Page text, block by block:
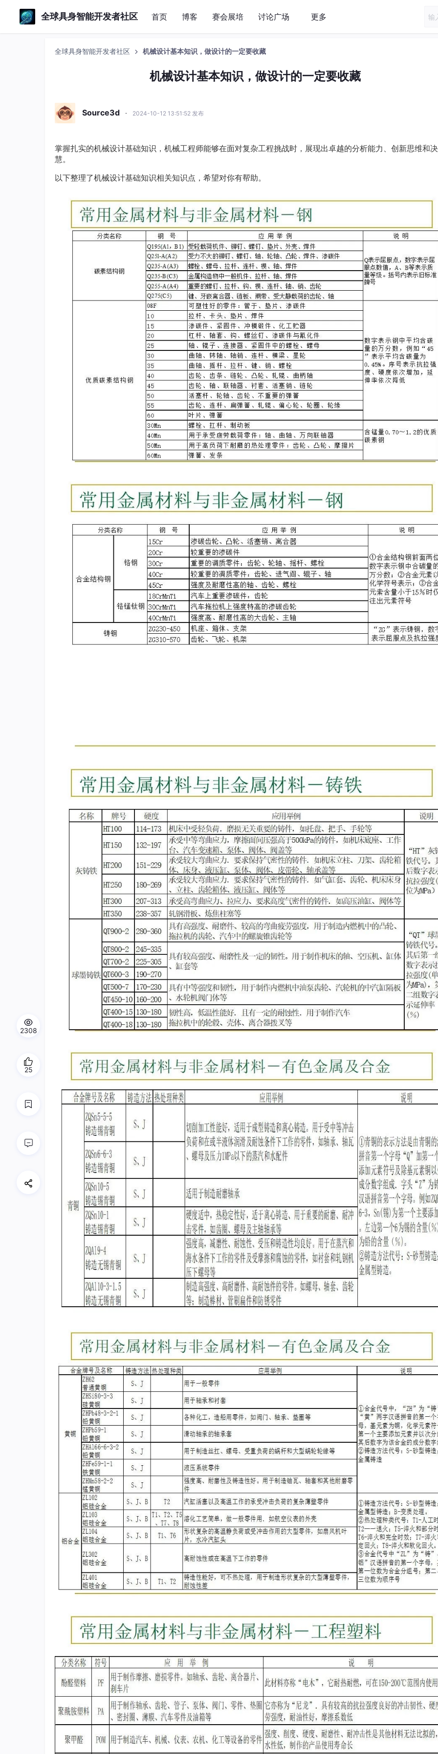
全球具身智能开发者社区 首页 博客 赛会展培 讨论广场 更多
全球具身智能开发者社区 机械设计基本知识，做设计的一定要收藏
机械设计基本知识，做设计的一定要收藏
Source3d · 2024-10-12 13:51:52 发布
掌握扎实的机械设计基础知识，机械工程师能够在面对复杂工程挑战时，展现出卓越的分析能力、创新思维和
慧。
以下整理了机械设计基础知识相关知识点，希望对你有帮助。
2308
25